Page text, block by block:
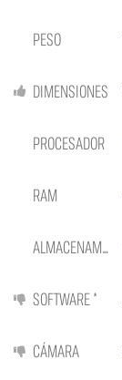
PESO
DIMENSIONES
PROCESADOR
RAM
ALMACENAMIENTO
SOFTWARE *
CÁMARA